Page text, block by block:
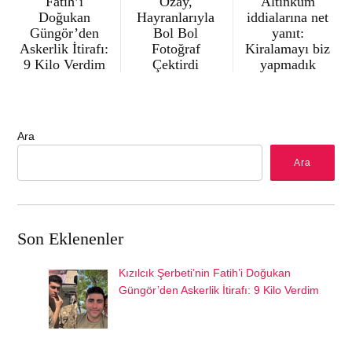
Doğukan
Güngör’den
Askerlik İtirafı:
9 Kilo Verdim
Hayranlarıyla
Bol Bol
Fotoğraf
Çektirdi
iddialarına net
yanıt:
Kiralamayı biz
yapmadık
Ara
Ara
Son Eklenenler
Kızılcık Şerbeti’nin Fatih’i Doğukan
Güngör’den Askerlik İtirafı: 9 Kilo Verdim